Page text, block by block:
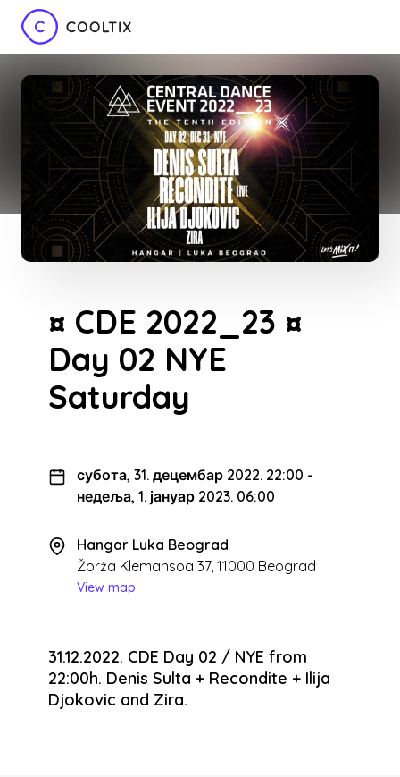
¤ CDE 2022_23 ¤
Day 02 NYE
Saturday
субота, 31. децембар 2022. 22:00 -
недеља, 1. јануар 2023. 06:00
Hangar Luka Beograd
Žorža Klemansoa 37, 11000 Beograd
View map
31.12.2022. CDE Day 02 / NYE from
22:00h. Denis Sulta + Recondite + Ilija
Djokovic and Zira.